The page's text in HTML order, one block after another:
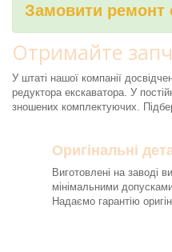
Замовити ремонт
Отримайте
У штаті нашої компанії
редуктора екскаватора. У
зношених комплектуючих.
Оригінальні
Виготовлені на заводі
мінімальними
Надаємо гарантію